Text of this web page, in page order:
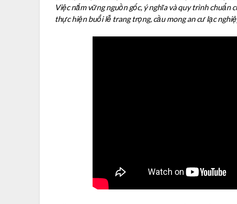
Việc nắm vững nguồn gốc, ý nghĩa và quy trình chuẩn
thực hiện buổi lễ trang trọng, cầu mong an cư lạc